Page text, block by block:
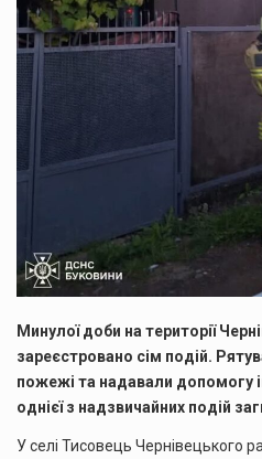
Минулої доби на території
зареєстровано сім подій.
пожежі та надавали допомогу
однієї з надзвичайних подій
У селі Тисовець Чернівецького